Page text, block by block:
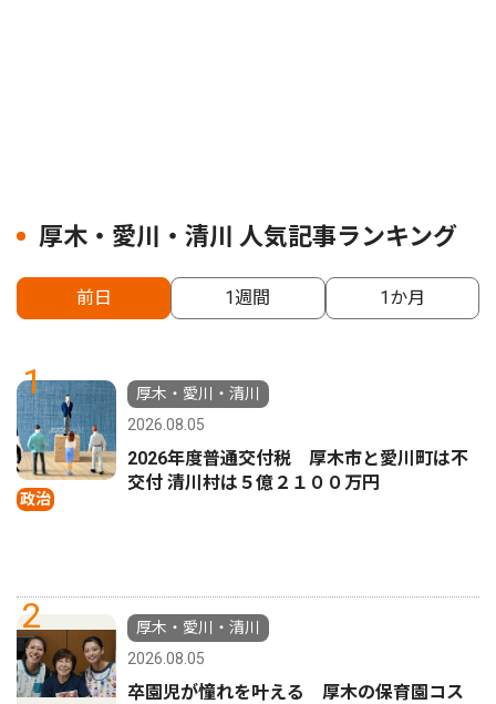
厚木・愛川・清川 人気記事ランキング
前日 1週間 1か月
1
政治
厚木・愛川・清川
2026.08.05
2026年度普通交付税 厚木市と愛川町は不
交付 清川村は５億２１００万円
2
厚木・愛川・清川
2026.08.05
卒園児が憧れを叶える 厚木の保育園コス